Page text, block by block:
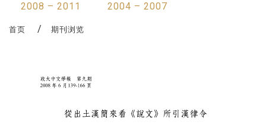
2008 – 2011
2004 – 2007
首页 期刊浏览